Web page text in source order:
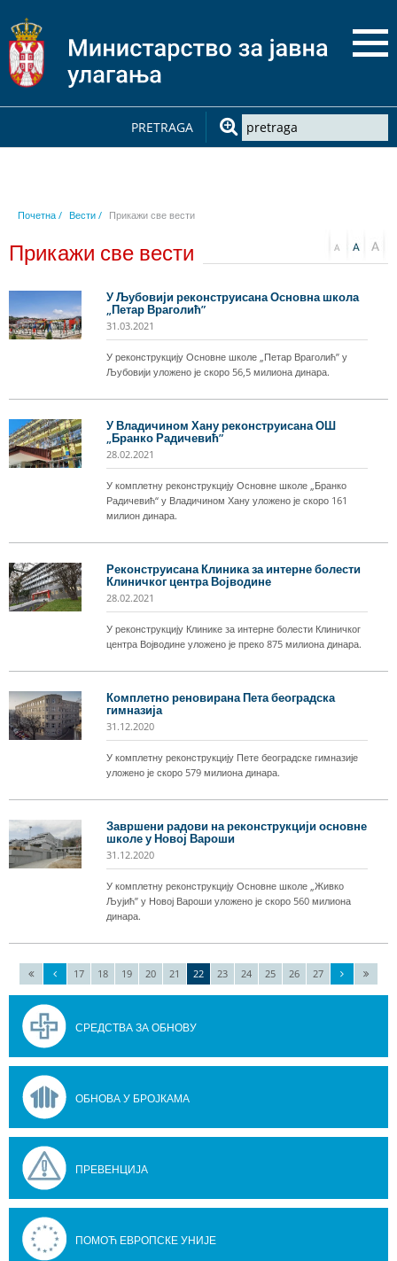
PRETRAGA
Почетна / Вести / Прикажи све вести
Прикажи све вести
У Љубовији реконструисана Основна школа
„Петар Враголић”
31.03.2021
У реконструкцију Основне школе „Петар Враголић” у
Љубовији уложено је скоро 56,5 милиона динара.
У Владичином Хану реконструисана ОШ
„Бранко Радичевић”
28.02.2021
У комплетну реконструкцију Основне школе „Бранко
Радичевић“ у Владичином Хану уложено је скоро 161
милион динара.
Реконструисана Клиника за интерне болести
Клиничког центра Војводине
28.02.2021
У реконструкцију Клинике за интерне болести Клиничког
центра Војводине уложено је преко 875 милиона динара.
Комплетно реновирана Пета београдска
гимназија
31.12.2020
У комплетну реконструкцију Пете београдске гимназије
уложено је скоро 579 милиона динара.
Завршени радови на реконструкцији основне
школе у Новој Вароши
31.12.2020
У комплетну реконструкцију Основне школе „Живко
Љујић” у Новој Вароши уложено је скоро 560 милиона
динара.
17 18 19 20 21 22 23 24 25 26 27
СРЕДСТВА ЗА ОБНОВУ
ОБНОВА У БРОЈКАМА
ПРЕВЕНЦИЈА
ПОМОЋ ЕВРОПСКЕ УНИЈЕ